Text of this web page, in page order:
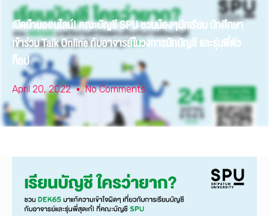
เปิดบ้านออนไลน์! คณะบัญชี SPU ชวนน้องๆนักเรียน นักศึกษา
เข้าร่วม Talk Online กับอาจารย์ในวงการนักบัญชี และรุ่นพี่ตัว
ท็อป
April 20, 2022 No Comments